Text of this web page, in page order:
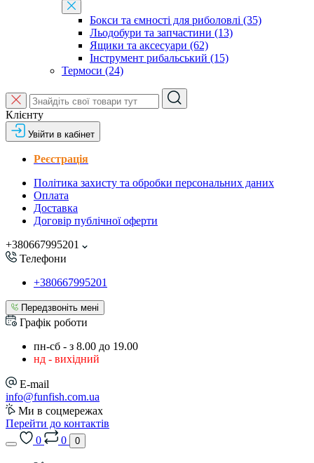
Бокси та ємності для риболовлі (35)
Льодобури та запчастини (13)
Ящики та аксесуари (62)
Інструмент рибальський (15)
Термоси (24)
Клієнту
Увійти в кабінет
Реєстрація
Політика захисту та обробки персональних даних
Оплата
Доставка
Договір публічної оферти
+380667995201
Телефони
+380667995201
Передзвоніть мені
Графік роботи
пн-сб - з 8.00 до 19.00
нд - вихідний
E-mail
info@funfish.com.ua
Ми в соцмережах
Перейти до контактів
0
0 0